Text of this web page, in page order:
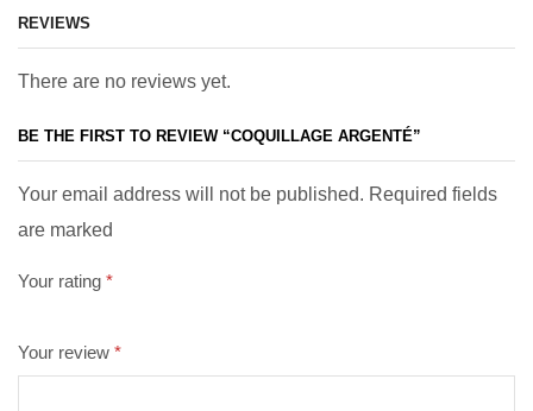
REVIEWS
There are no reviews yet.
BE THE FIRST TO REVIEW “COQUILLAGE ARGENTÉ”
Your email address will not be published. Required fields
are marked
Your rating *
Your review *